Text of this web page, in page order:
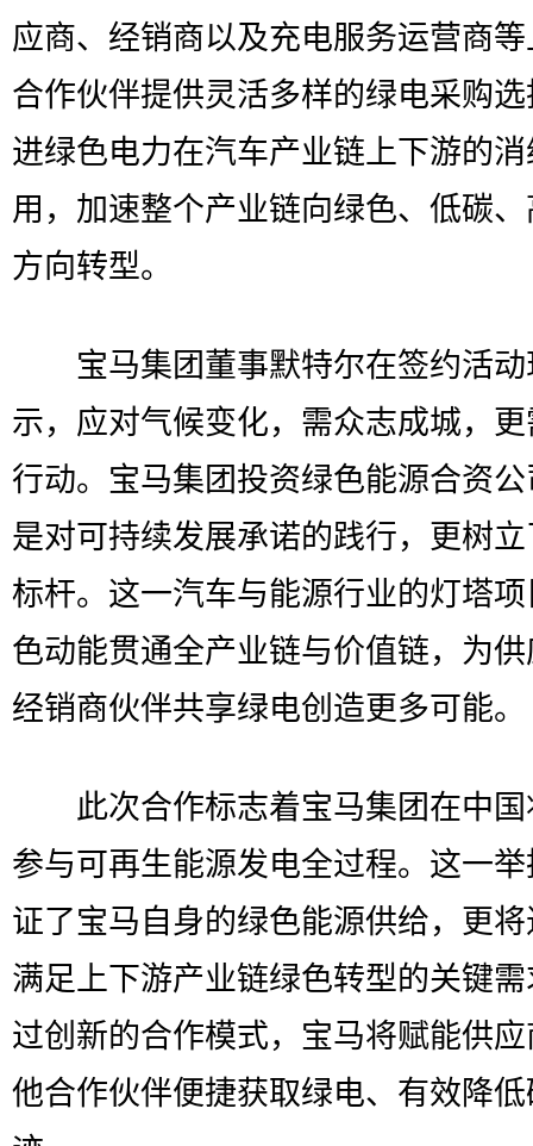
应商、经销商以及充电服务运营商
合作伙伴提供灵活多样的绿电采购
进绿色电力在汽车产业链上下游的
用，加速整个产业链向绿色、低碳
方向转型。
宝马集团董事默特尔在签约活动
示，应对气候变化，需众志成城，
行动。宝马集团投资绿色能源合资
是对可持续发展承诺的践行，更树
标杆。这一汽车与能源行业的灯塔
色动能贯通全产业链与价值链，为
经销商伙伴共享绿电创造更多可能。
此次合作标志着宝马集团在中国
参与可再生能源发电全过程。这一
证了宝马自身的绿色能源供给，更
满足上下游产业链绿色转型的关键
过创新的合作模式，宝马将赋能供
他合作伙伴便捷获取绿电、有效降